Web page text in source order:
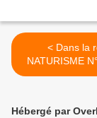
< Dans la revue
NATURISME
des 2 et 9 août
Hébergé par